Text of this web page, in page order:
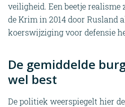
veiligheid. Een beetje realisme
de Krim in 2014 door Rusland
koerswijziging voor defensie
De gemiddelde
wel best
De politiek weerspiegelt hier